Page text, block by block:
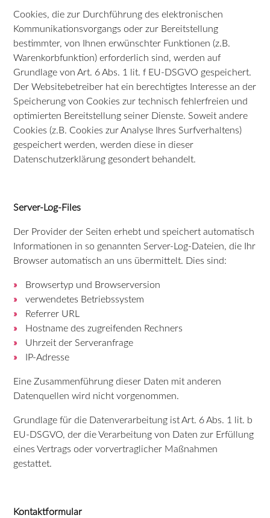
Cookies, die zur Durchführung des elektronischen
Kommunikationsvorgangs oder zur Bereitstellung
bestimmter, von Ihnen erwünschter Funktionen (z.B.
Warenkorbfunktion) erforderlich sind, werden auf
Grundlage von Art. 6 Abs. 1 lit. f EU-DSGVO gespeichert.
Der Websitebetreiber hat ein berechtigtes Interesse an der
Speicherung von Cookies zur technisch fehlerfreien und
optimierten Bereitstellung seiner Dienste. Soweit andere
Cookies (z.B. Cookies zur Analyse Ihres Surfverhaltens)
gespeichert werden, werden diese in dieser
Datenschutzerklärung gesondert behandelt.
Server-Log-Files
Der Provider der Seiten erhebt und speichert automatisch
Informationen in so genannten Server-Log-Dateien, die Ihr
Browser automatisch an uns übermittelt. Dies sind:
Browsertyp und Browserversion
verwendetes Betriebssystem
Referrer URL
Hostname des zugreifenden Rechners
Uhrzeit der Serveranfrage
IP-Adresse
Eine Zusammenführung dieser Daten mit anderen
Datenquellen wird nicht vorgenommen.
Grundlage für die Datenverarbeitung ist Art. 6 Abs. 1 lit. b
EU-DSGVO, der die Verarbeitung von Daten zur Erfüllung
eines Vertrags oder vorvertraglicher Maßnahmen
gestattet.
Kontaktformular